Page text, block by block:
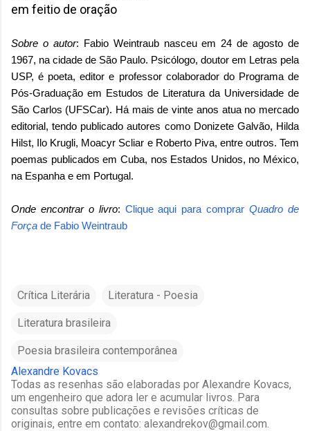
em feitio de oração
Sobre o autor: Fabio Weintraub nasceu em 24 de agosto de
1967, na cidade de São Paulo. Psicólogo, doutor em Letras pela
USP, é poeta, editor e professor colaborador do Programa de
Pós-Graduação em Estudos de Literatura da Universidade de
São Carlos (UFSCar). Há mais de vinte anos atua no mercado
editorial, tendo publicado autores como Donizete Galvão, Hilda
Hilst, Ilo Krugli, Moacyr Scliar e Roberto Piva, entre outros. Tem
poemas publicados em Cuba, nos Estados Unidos, no México,
na Espanha e em Portugal.
Onde encontrar o livro: Clique aqui para comprarQuadro de
Força de Fabio Weintraub
Crítica Literária Literatura - Poesia
Literatura brasileira
Poesia brasileira contemporânea
Alexandre Kovacs
Todas as resenhas são elaboradas por Alexandre Kovacs,
um engenheiro que adora ler e acumular livros. Para
consultas sobre publicações e revisões críticas de
originais, entre em contato: alexandrekov@gmail.com.